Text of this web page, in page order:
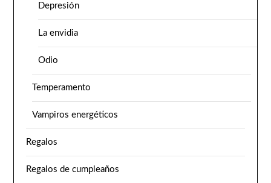
Depresión
La envidia
Odio
Temperamento
Vampiros energéticos
Regalos
Regalos de cumpleaños